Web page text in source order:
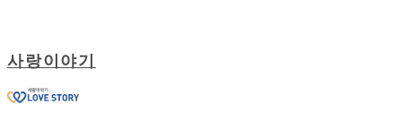
사랑이야기